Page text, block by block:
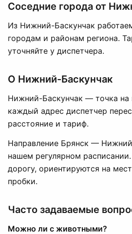
Соседние города от
Из Нижний-Баскунчак
городам и районам региона.
уточняйте у диспетчера.
О Нижний-Баскунчак
Нижний-Баскунчак — точка на
каждый адрес диспетчер
расстояние и тариф.
Направление Брянск —
нашем регулярном
дорогу, ориентируются на
пробки.
Часто задаваемые
Можно ли с животными?